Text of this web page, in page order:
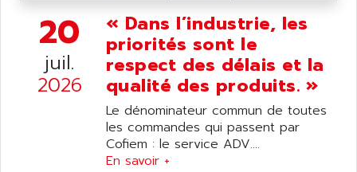
20
juil.
2026
« Dans l’industrie, les
priorités sont le
respect des délais et la
qualité des produits. »
Le dénominateur commun de toutes
les commandes qui passent par
Cofiem : le service ADV....
En savoir +